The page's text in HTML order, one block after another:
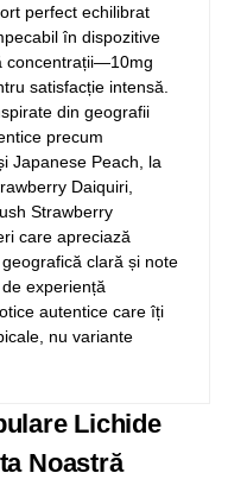
perfect echilibrat
în dispozitive
concentrații—10mg
satisfacție intensă.
din geografii
precum
Japanese Peach, la
Daiquiri,
Strawberry
care apreciază
clară și note
experiență
autentice care îți
nu variante
Lichide
Noastră